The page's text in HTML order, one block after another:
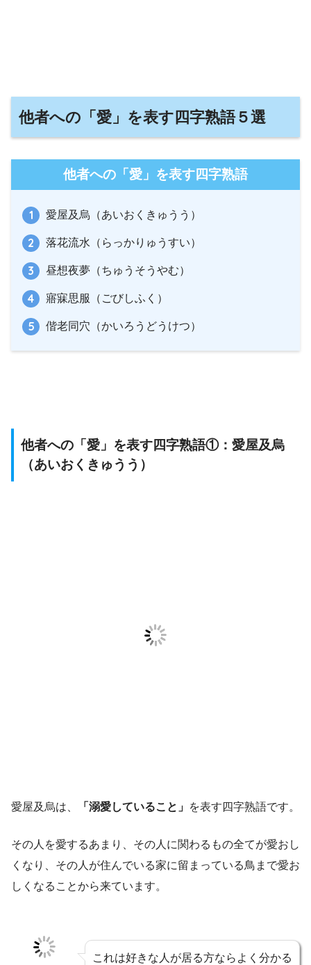
他者への「愛」を表す四字熟語５選
他者への「愛」を表す四字熟語
愛屋及烏（あいおくきゅうう）
落花流水（らっかりゅうすい）
昼想夜夢（ちゅうそうやむ）
寤寐思服（ごびしふく）
偕老同穴（かいろうどうけつ）
他者への「愛」を表す四字熟語①：愛屋及烏
（あいおくきゅうう）
愛屋及烏は、 「溺愛していること」 を表す四字熟語です。
その人を愛するあまり、その人に関わるもの全てが愛おし
くなり、その人が住んでいる家に留まっている鳥まで愛お
しくなることから来ています。
これは好きな人が居る方ならよく分かる